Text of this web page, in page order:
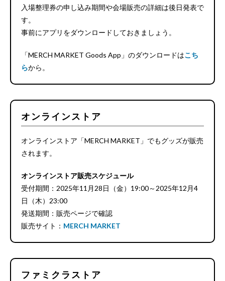
入場整理券の申し込み期間や会場販売の詳細は後日発表で
す。
事前にアプリをダウンロードしておきましょう。
「MERCH MARKET Goods App」のダウンロードはこち
らから。
オンラインストア
オンラインストア「MERCH MARKET」でもグッズが販売
されます。
オンラインストア販売スケジュール
受付期間：2025年11月28日（金）19:00～2025年12月4
日（木）23:00
発送期間：販売ページで確認
販売サイト： MERCH MARKET
ファミクラストア